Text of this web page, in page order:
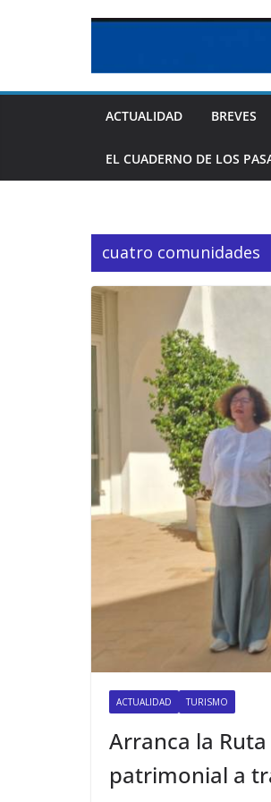
ACTUALIDAD BREVES
EL CUADERNO DE LOS
cuatro comunidades
ACTUALIDAD TURISMO
Arranca la
patrimonial a